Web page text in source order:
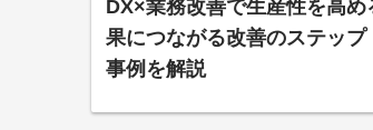
DX×業務改善で生産性を高め
果につながる改善のステップ
事例を解説